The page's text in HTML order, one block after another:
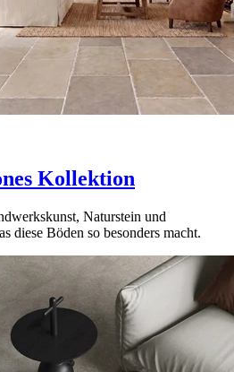
Kollektion
Naturstein und
diese Böden so besonders macht.